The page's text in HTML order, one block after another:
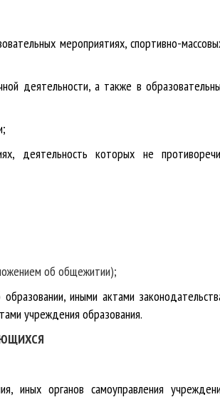
мероприятиях, спортивно-
деятельности, а также в
деятельность которых не
об общежитии);
иными актами
учреждения образования.
иных органов самоуправления